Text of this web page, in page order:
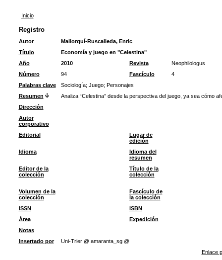
Inicio
Registro
Autor
Mallorquí-Ruscalleda, Enric
Título
Economía y juego en "Celestina"
Año
2010 Revista
Neophilologus
Número
94 Fascículo
4
Palabras clave
Sociología; Juego; Personajes
Resumen
Analiza “Celestina” desde la perspectiva del juego, ya sea cómo
Dirección
Autor
corporativo
Editorial
Lugar de
edición
Idioma
Idioma del
resumen
Editor de la
colección
Título de la
colección
Volumen de la
colección
Fascículo de
la colección
ISSN
ISBN
Área
Expedición
Notas
Insertado por
Uni-Trier @ amaranta_sg @
Enlace